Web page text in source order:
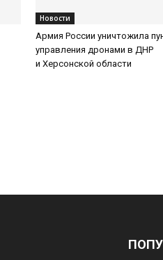
Новости
Армия России уничтожила
управления дронами в ДНР
и Херсонской области